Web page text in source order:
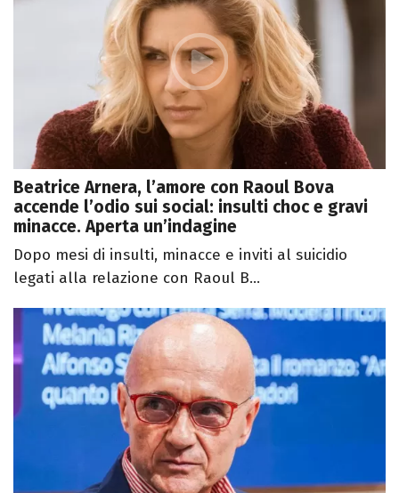
Beatrice Arnera, l’amore con Raoul Bova
accende l’odio sui social: insulti choc e gravi
minacce. Aperta un’indagine
Dopo mesi di insulti, minacce e inviti al suicidio
legati alla relazione con Raoul B...